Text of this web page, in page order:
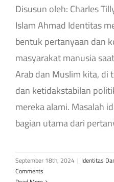
Disusun oleh: Charles
Islam Ahmad Identitas
bentuk pertanyaan dan
masyarakat manusia
Arab dan Muslim kita, di
dan ketidakstabilan
mereka alami. Masalah
bagian utama dari
September 18th, 2024 | Identitas
Comments